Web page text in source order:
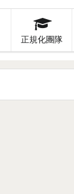
正規化團隊